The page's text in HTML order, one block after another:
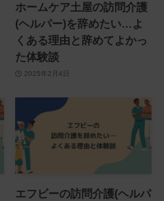
ホームケア土屋の訪問介護
(ヘルパー)を辞めたい…よ
くある理由と辞めてよかっ
た体験談
2025年2月4日
エフビーの訪問介護(ヘルパ